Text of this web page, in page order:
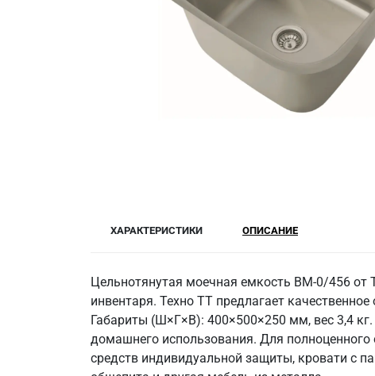
ХАРАКТЕРИСТИКИ ОПИСАНИЕ
Цельнотянутая моечная емкость ВМ-0/456 от
инвентаря. Техно ТТ предлагает
Габариты (Ш×Г×В): 400×500×250 мм, вес 3,4
домашнего использования. Для
средств индивидуальной защиты, кровати с